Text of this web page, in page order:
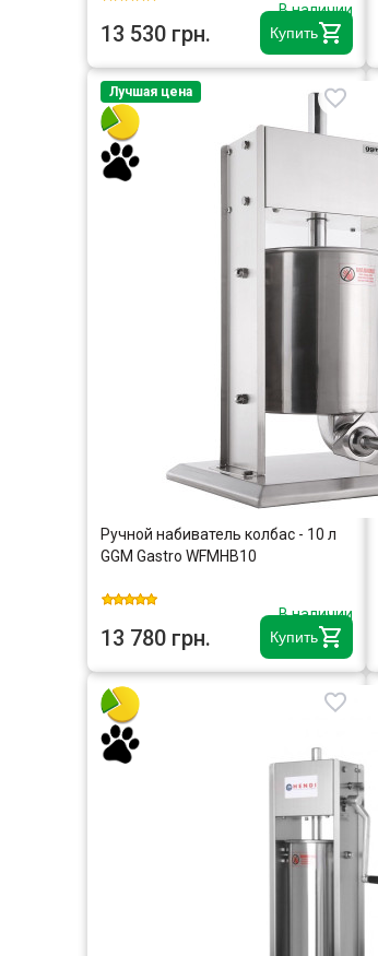
Купить
В наличии
13 530 грн.
Купить
Лучшая цена
Ручной набиватель колбас - 10 л
GGM Gastro WFMHB10
В наличии
13 780 грн.